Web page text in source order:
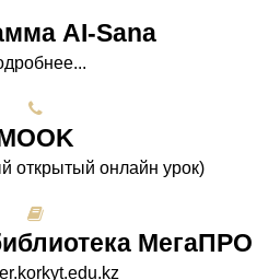
AI-Sana
открытый онлайн урок)
МегаПРО